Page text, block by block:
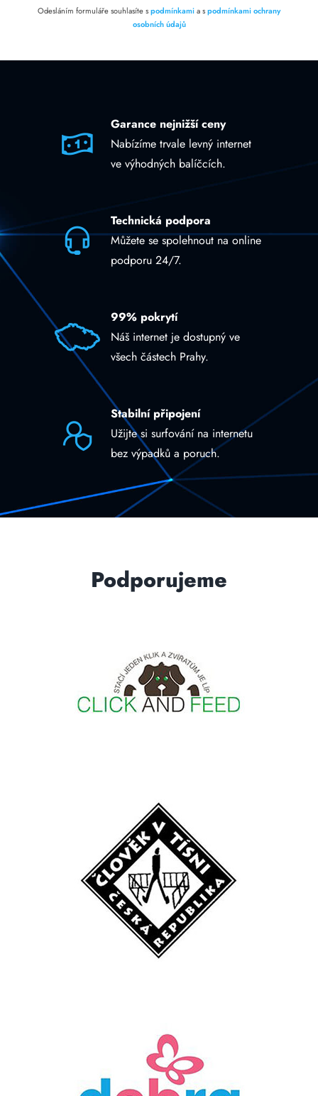
Odesláním formuláře souhlasíte spodmínkamia spodmínkami ochrany
osobních údajů
Garance nejnižší ceny
Nabízíme trvale levný internet
ve výhodných balíčcích.
Technická podpora
Můžete se spolehnout na online
podporu 24/7.
99% pokrytí
Náš internet je dostupný ve
všech částech Prahy.
Stabilní připojení
Užijte si surfování na internetu
bez výpadků a poruch.
Podporujeme